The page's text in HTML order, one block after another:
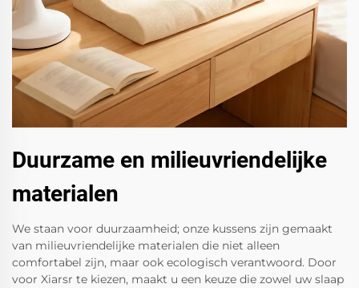
Duurzame en milieuvriendelijke
materialen
We staan ​​voor duurzaamheid; onze kussens zijn gemaakt
van milieuvriendelijke materialen die niet alleen
comfortabel zijn, maar ook ecologisch verantwoord. Door
voor Xiarsr te kiezen, maakt u een keuze die zowel uw slaap